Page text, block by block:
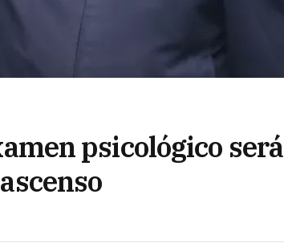
psicológico será